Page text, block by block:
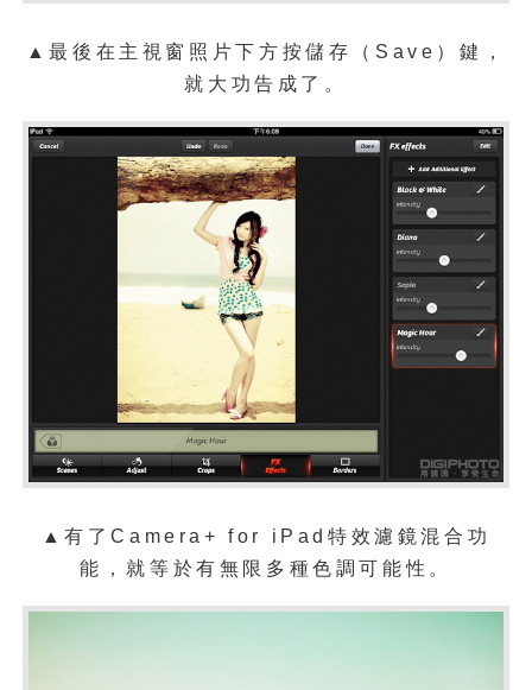
▲最後在 主視窗照片下方 按儲存（Save）鍵，
就大功告成了。
▲有了Camera+ for iPad特效濾鏡混合功
能，就等於有無限多種色調可能性。